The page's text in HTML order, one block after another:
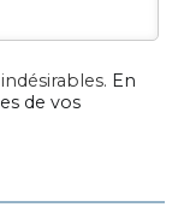
En
de vos